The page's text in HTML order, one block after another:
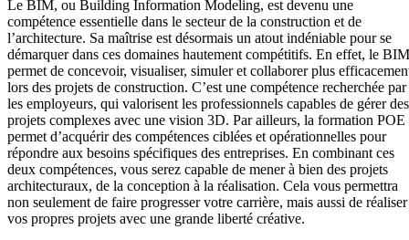
Le BIM, ou Building Information Modeling, est devenu une
compétence essentielle dans le secteur de la construction et de
l’architecture. Sa maîtrise est désormais un atout indéniable pour se
démarquer dans ces domaines hautement compétitifs. En effet, le BIM
permet de concevoir, visualiser, simuler et collaborer plus
lors des projets de construction. C’est une compétence recherchée par
les employeurs, qui valorisent les professionnels capables de gérer des
projets complexes avec une vision 3D. Par ailleurs, la formation POE
permet d’acquérir des compétences ciblées et opérationnelles pour
répondre aux besoins spécifiques des entreprises. En combinant ces
deux compétences, vous serez capable de mener à bien des projets
architecturaux, de la conception à la réalisation. Cela vous permettra
non seulement de faire progresser votre carrière, mais aussi de réaliser
vos propres projets avec une grande liberté créative.